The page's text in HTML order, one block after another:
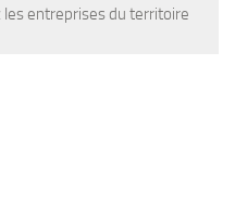
les entreprises du territoire